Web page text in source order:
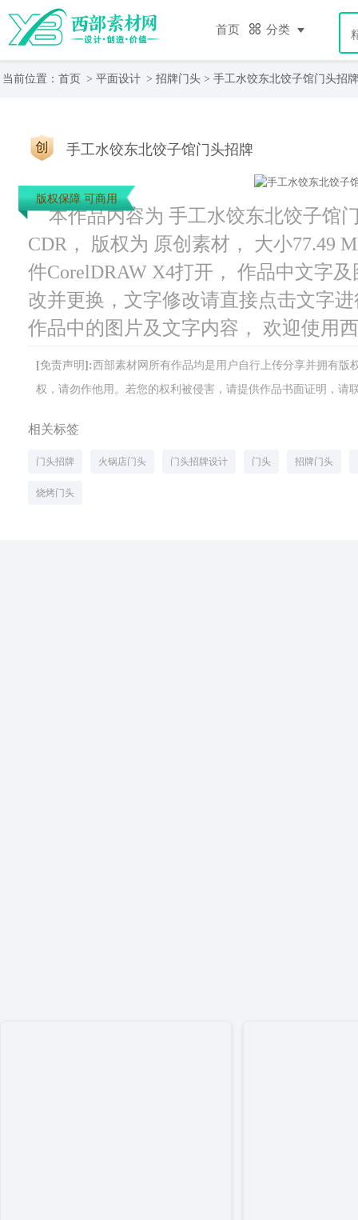
首页 分类
当前位置： 首页 > 平面设计 > 招牌门头 > 手工水饺东北饺子馆门头招牌
手工水饺东北饺子馆门头招牌
版权保障 可商用
本作品内容为 手工水饺东北饺子馆
CDR， 版权为 原创素材， 大小77.49
件CorelDRAW X4打开， 作品中文字
改并更换，文字修改请直接点击文字
作品中的图片及文字内容， 欢迎使用
[免责声明]:西部素材网所有作品均是用户自行上传分享并拥有
权，请勿作他用。若您的权利被侵害，请提供作品书面证明，请
相关标签
门头招牌 火锅店门头 门头招牌设计 门头 招牌门头
烧烤门头